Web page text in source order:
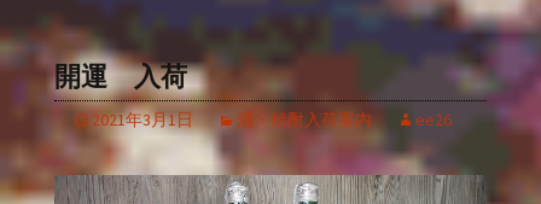
開運 入荷
2021年3月1日 酒・焼酎入荷案内 ee26